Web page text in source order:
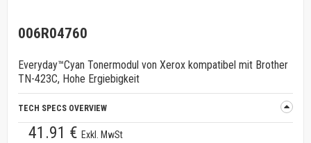
006R04760
Everyday™Cyan Tonermodul von Xerox kompatibel mit Brother
TN-423C, Hohe Ergiebigkeit
TECH SPECS OVERVIEW
41.91 € Exkl. MwSt